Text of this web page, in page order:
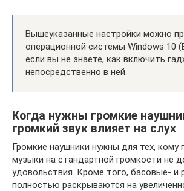
Вышеуказанные настройки можно
операционной системы Windows 10
если вы не знаете, как включить
непосредственно в ней.
Когда нужны громкие
громкий звук влияет на слух
Громкие наушники нужны для тех, кому
музыки на стандартной громкости не
удовольствия. Кроме того, басовые- и
полностью раскрываются на